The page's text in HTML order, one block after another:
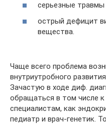
серьезные травмы
острый дефицит
вещества.
Чаще всего проблема
внутриутробного развития
Зачастую в ходе диф.
обращаться в том числе
специалистам, как
педиатр и врач-генетик.